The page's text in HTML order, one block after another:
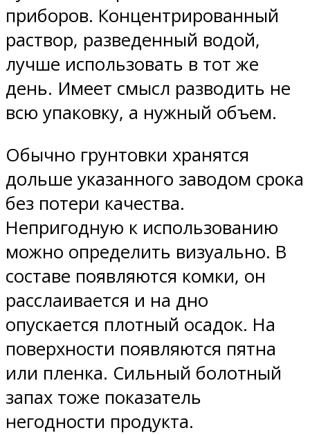
приборов. Концентрированный
раствор, разведенный водой,
лучше использовать в тот же
день. Имеет смысл разводить не
всю упаковку, а нужный объем.
Обычно грунтовки хранятся
дольше указанного заводом срока
без потери качества.
Непригодную к использованию
можно определить визуально. В
составе появляются комки, он
расслаивается и на дно
опускается плотный осадок. На
поверхности появляются пятна
или пленка. Сильный болотный
запах тоже показатель
негодности продукта.